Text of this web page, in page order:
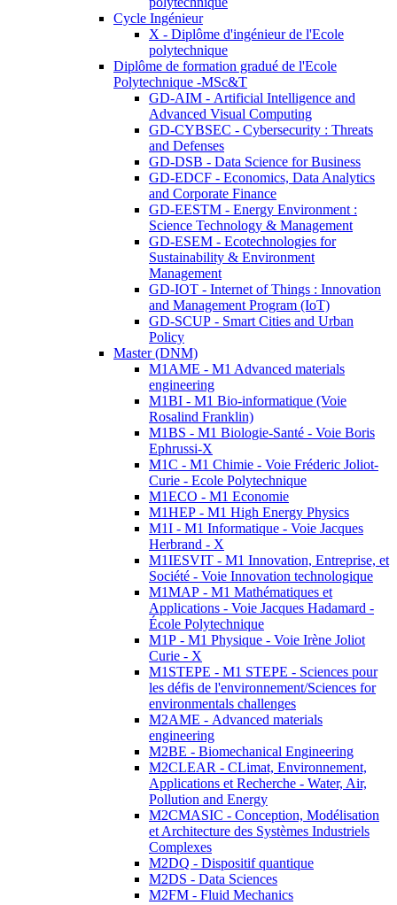
Cycle Ingénieur
X - Diplôme d'ingénieur de l'Ecole
polytechnique
Diplôme de formation gradué de l'Ecole
Polytechnique -MSc&T
GD-AIM - Artificial Intelligence and
Advanced Visual Computing
GD-CYBSEC - Cybersecurity : Threats
and Defenses
GD-DSB - Data Science for Business
GD-EDCF - Economics, Data Analytics
and Corporate Finance
GD-EESTM - Energy Environment :
Science Technology & Management
GD-ESEM - Ecotechnologies for
Sustainability & Environment
Management
GD-IOT - Internet of Things : Innovation
and Management Program (IoT)
GD-SCUP - Smart Cities and Urban
Policy
Master (DNM)
M1AME - M1 Advanced materials
engineering
M1BI - M1 Bio-informatique (Voie
Rosalind Franklin)
M1BS - M1 Biologie-Santé - Voie Boris
Ephrussi-X
M1C - M1 Chimie - Voie Fréderic Joliot-
Curie - Ecole Polytechnique
M1ECO - M1 Economie
M1HEP - M1 High Energy Physics
M1I - M1 Informatique - Voie Jacques
Herbrand - X
M1IESVIT - M1 Innovation, Entreprise, et
Société - Voie Innovation technologique
M1MAP - M1 Mathématiques et
Applications - Voie Jacques Hadamard -
École Polytechnique
M1P - M1 Physique - Voie Irène Joliot
Curie - X
M1STEPE - M1 STEPE - Sciences pour
les défis de l'environnement/Sciences for
environmentals challenges
M2AME - Advanced materials
engineering
M2BE - Biomechanical Engineering
M2CLEAR - CLimat, Environnement,
Applications et Recherche - Water, Air,
Pollution and Energy
M2CMASIC - Conception, Modélisation
et Architecture des Systèmes Industriels
Complexes
M2DQ - Dispositif quantique
M2DS - Data Sciences
M2FM - Fluid Mechanics